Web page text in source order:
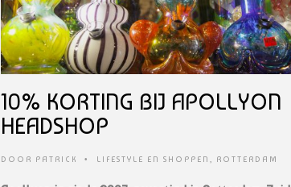
10% KORTING BIJ APOLLYON
HEADSHOP
DOOR PATRICK • LIFESTYLE EN SHOPPEN ROTTERDAM